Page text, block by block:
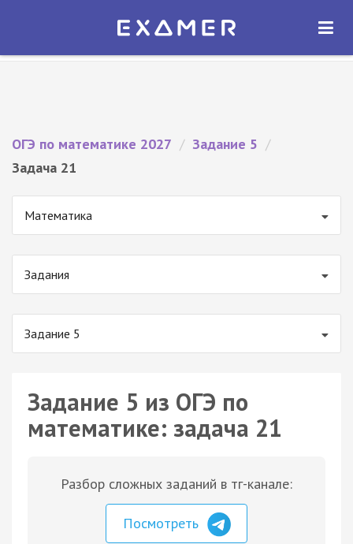
Экзамер — ЕГЭ 2027
ОТКРЫТЬ
ОГЭ по математике 2027 / Задание 5 /
Задача 21
Математика
Задания
Задание 5
Задание 5 из ОГЭ по
математике: задача 21
Разбор сложных заданий в тг-канале:
Посмотреть